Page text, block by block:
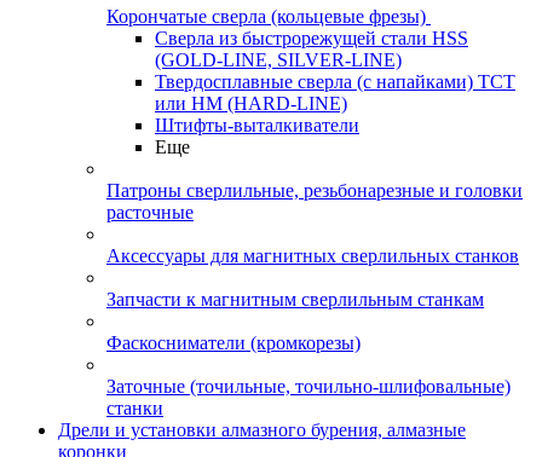
Корончатые сверла (кольцевые фрезы)
Сверла из быстрорежущей стали HSS
(GOLD-LINE, SILVER-LINE)
Твердосплавные сверла (с напайками) ТСТ
или HM (HARD-LINE)
Штифты-выталкиватели
Еще
Патроны сверлильные, резьбонарезные и головки
расточные
Аксессуары для магнитных сверлильных станков
Запчасти к магнитным сверлильным станкам
Фаскосниматели (кромкорезы)
Заточные (точильные, точильно-шлифовальные)
станки
Дрели и установки алмазного бурения, алмазные
коронки